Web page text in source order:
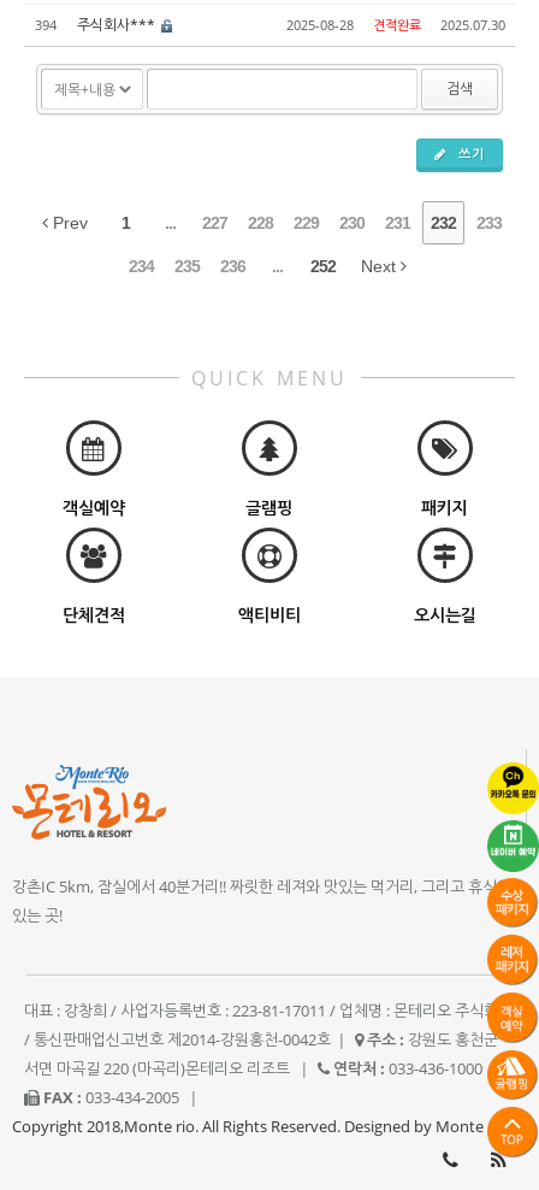
394 주식회사*** 2025-08-28 견적완료 2025.07.30
검색
쓰기
Prev 1 ... 227 228 229 230 231 232 233
234 235 236 ... 252 Next
QUICK MENU
객실예약 글램핑 패키지
단체견적 액티비티 오시는길
강촌IC 5km, 잠실에서 40분거리!! 짜릿한 레져와 맛있는 먹거리, 그리고 휴식이
있는 곳!
대표 : 강창희 / 사업자등록번호 : 223-81-17011 / 업체명 : 몬테리오 주식회사
/ 통신판매업신고번호 제2014-강원홍천-0042호 | 주소 : 강원도 홍천군
서면 마곡길 220 (마곡리)몬테리오 리조트
| 연락처 : 033-436-1000
|
FAX : 033-434-2005
|
Copyright 2018,Monte rio. All Rights Reserved. Designed by Monte rio.